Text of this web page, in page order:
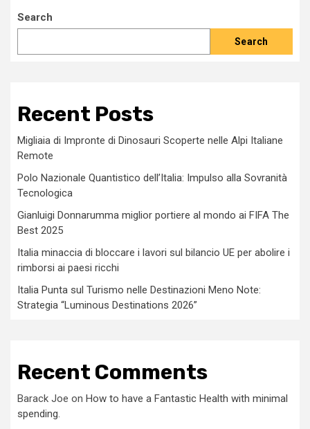
Search
Search
Recent Posts
Migliaia di Impronte di Dinosauri Scoperte nelle Alpi Italiane
Remote
Polo Nazionale Quantistico dell’Italia: Impulso alla Sovranità
Tecnologica
Gianluigi Donnarumma miglior portiere al mondo ai FIFA The
Best 2025
Italia minaccia di bloccare i lavori sul bilancio UE per abolire i
rimborsi ai paesi ricchi
Italia Punta sul Turismo nelle Destinazioni Meno Note:
Strategia “Luminous Destinations 2026”
Recent Comments
Barack Joe on How to have a Fantastic Health with minimal
spending.